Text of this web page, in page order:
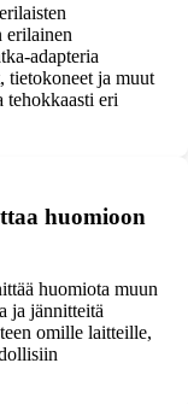
erilainen
adapteria
tietokoneet ja muut
tehokkaasti eri
huomioon
huomiota muun
ja jännitteitä
omille laitteille,